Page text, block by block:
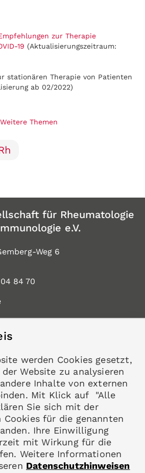
zur Therapie
19 (Aktualisierungszeitraum:
stationären Therapie von Patienten
ab 02/2022)
Weitere Themen
für Rheumatologie
e.V.
Weg 6
84 70
werden Cookies gesetzt,
Website zu analysieren
Inhalte von externen
Mit Klick auf "Alle
Sie sich mit der
Cookies für die genannten
Ihre Einwilligung
mit Wirkung für die
Weitere Informationen
Datenschutzhinweisen